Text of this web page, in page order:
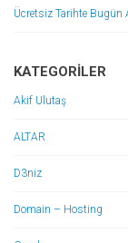
Ücretsiz Tarihte Bugün
KATEGORILER
Akif Ulutaş
ALTAR
D3niz
Domain – Hosting